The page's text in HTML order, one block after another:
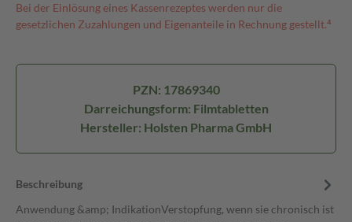
Bei der Einlösung eines Kassenrezeptes werden nur die
gesetzlichen Zuzahlungen und Eigenanteile in Rechnung gestellt.⁴
PZN: 17869340
Darreichungsform: Filmtabletten
Hersteller: Holsten Pharma GmbH
Beschreibung
Anwendung &amp; IndikationVerstopfung, wenn sie chronisch ist